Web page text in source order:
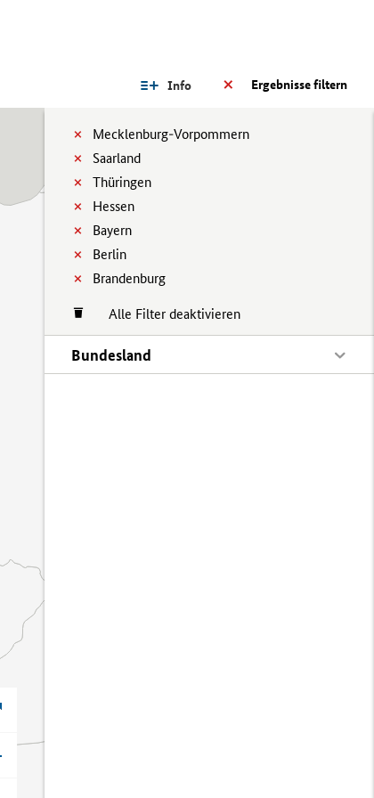
Ergebnisse filtern
Info
Mecklenburg-Vorpommern
Saarland
Thüringen
Hessen
Bayern
Berlin
Brandenburg
Alle Filter deaktivieren
Bundesland